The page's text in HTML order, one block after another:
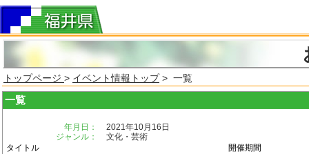
トップページ > イベント情報トップ> 一覧
一覧
年月日：
2021年10月16日
ジャンル：
文化・芸術
タイトル
開催期間